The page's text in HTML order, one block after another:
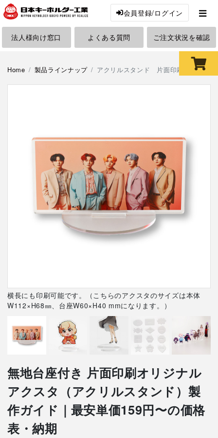
会員登録/ログイン
法人様向け窓口 よくある質問 ご注文状況を確認
Home 製品ラインナップ アクリルスタンド 片面印刷 無地台座
無地台座付き 片面印刷オリジナル
アクスタ（アクリルスタンド）製
作ガイド｜最安単価159円〜の価格
表・納期
横長にも印刷可能です。（こちらのアクスタのサイズは本体
W112×H68㎜、台座W60×H40 mmになります。）